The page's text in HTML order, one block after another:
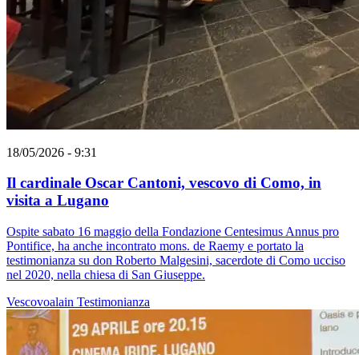
18/05/2026 - 9:31
Il cardinale Oscar Cantoni, vescovo di Como, in
visita a Lugano
Ospite sabato 16 maggio della Fondazione Centesimus Annus pro
Pontifice, ha anche incontrato mons. de Raemy e portato la
testimonianza su don Roberto Malgesini, sacerdote di Como ucciso
nel 2020, nella chiesa di San Giuseppe.
Vescovoalain Testimonianza